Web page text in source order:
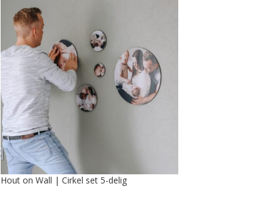
Hout on Wall | Cirkel set 5-delig